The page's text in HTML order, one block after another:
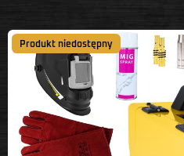
Produkt niedostępny